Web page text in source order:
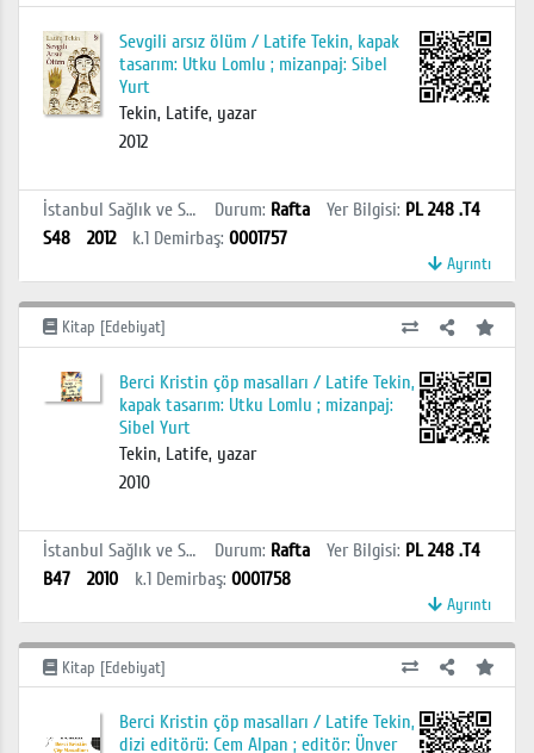
Sevgili arsız ölüm / Latife Tekin, kapak
tasarım: Utku Lomlu ; mizanpaj: Sibel
Yurt
Tekin, Latife, yazar
2012
İstanbul Sağlık ve Sosyal Bilimler MYO Kütüphanesi Durum: Rafta Yer Bilgisi: PL 248 .T4
S48
2012 k.1 Demirbaş: 0001757
Ayrıntı
Kitap [Edebiyat]
Berci Kristin çöp masalları / Latife Tekin,
kapak tasarım: Utku Lomlu ; mizanpaj:
Sibel Yurt
Tekin, Latife, yazar
2010
İstanbul Sağlık ve Sosyal Bilimler MYO Kütüphanesi Durum: Rafta Yer Bilgisi: PL 248 .T4
B47
2010 k.1 Demirbaş: 0001758
Ayrıntı
Kitap [Edebiyat]
Berci Kristin çöp masalları / Latife Tekin,
dizi editörü: Cem Alpan ; editör: Ünver